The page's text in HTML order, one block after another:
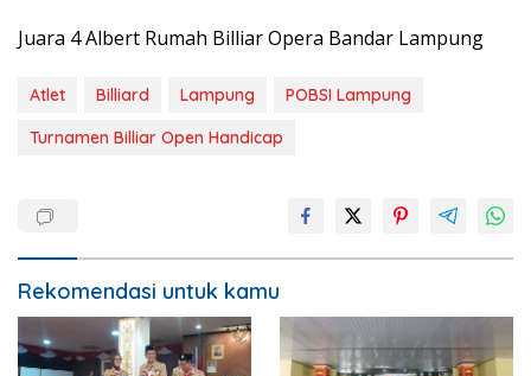
Juara 4 Albert Rumah Billiar Opera Bandar Lampung
Atlet Billiard Lampung
POBSI Lampung
Turnamen Billiar Open Handicap
Rekomendasi untuk kamu